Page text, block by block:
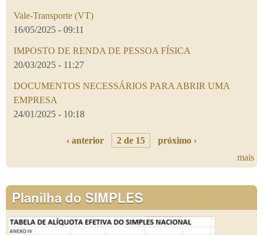
Vale-Transporte (VT)
16/05/2025 - 09:11
IMPOSTO DE RENDA DE PESSOA FÍSICA
20/03/2025 - 11:27
DOCUMENTOS NECESSÁRIOS PARA ABRIR UMA
EMPRESA
24/01/2025 - 10:18
‹ anterior 2 de 15
próximo ›
mais
Planilha do SIMPLES